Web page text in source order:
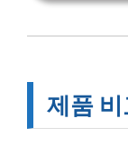
제품